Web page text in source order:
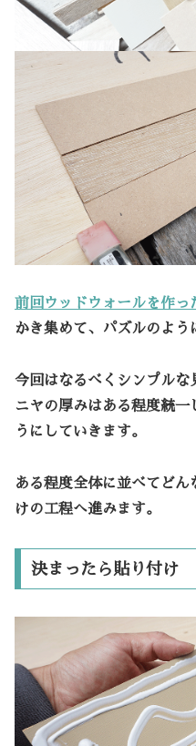
前回ウッドウォールを作っ
かき集めて、パズルのよう
今回はなるべくシンプルな
ニヤの厚みはある程度統
うにしていきます。
ある程度全体に並べてど
けの工程へ進みます。
決まったら貼り付け